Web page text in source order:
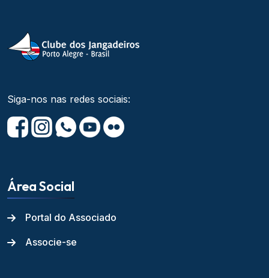
Siga-nos nas redes sociais:
Área Social
Portal do Associado
Associe-se